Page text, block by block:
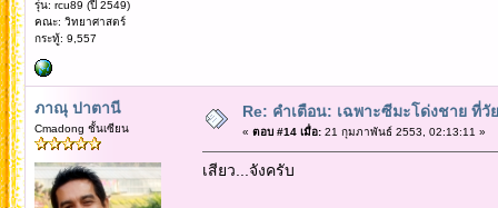
รุ่น: rcu89 (ปี 2549)
คณะ: วิทยาศาสตร์
กระทู้: 9,557
ภาณุ ปาตานี
Cmadong ชั้นเซียน
Re: คำเตือน: เฉพาะซีมะโด่งชาย ที่
« ตอบ #14 เมื่อ:21 กุมภาพันธ์ 2553, 02:13:11 »
เสียว...จังครับ